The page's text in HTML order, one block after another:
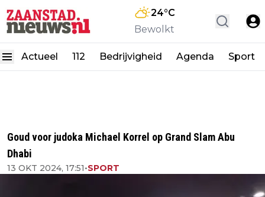
24°C
Bewolkt
Actueel 112 Bedrijvigheid Agenda Sport
Goud voor judoka Michael Korrel op Grand Slam Abu
Dhabi
13 OKT 2024, 17:51•SPORT